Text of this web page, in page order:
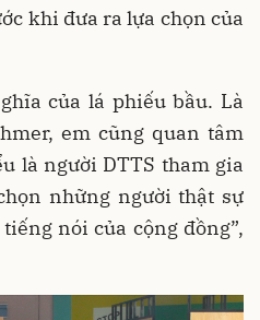
khi đưa ra lựa chọn của
của lá phiếu bầu. Là
em cũng quan tâm
là người DTTS tham gia
những người thật sự
nói của cộng đồng”,